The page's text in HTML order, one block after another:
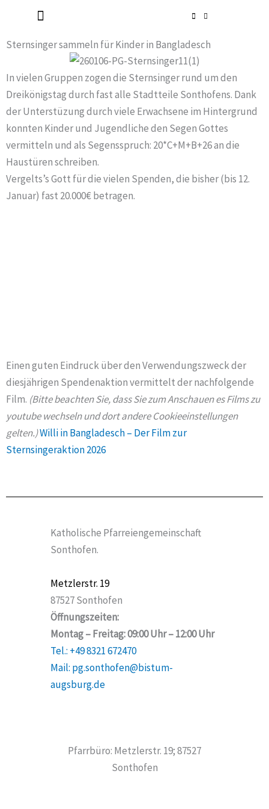
springen
Sternsinger sammeln für Kinder in Bangladesch
In vielen Gruppen zogen die Sternsinger rund um den
Dreikönigstag durch fast alle Stadtteile Sonthofens. Dank
der Unterstüzung durch viele Erwachsene im Hintergrund
konnten Kinder und Jugendliche den Segen Gottes
vermitteln und als Segensspruch: 20*C+M+B+26 an die
Haustüren schreiben.
Vergelts’s Gott für die vielen Spenden, die bisher (bis 12.
Januar) fast 20.000€ betragen.
Einen guten Eindruck über den Verwendungszweck der
diesjährigen Spendenaktion vermittelt der nachfolgende
Film. (Bitte beachten Sie, dass Sie zum Anschauen es Films zu
youtube wechseln und dort andere Cookieeinstellungen
gelten.)Willi in Bangladesch – Der Film zur
Sternsingeraktion 2026
Katholische Pfarreiengemeinschaft
Sonthofen.
Metzlerstr. 19
87527 Sonthofen
Öffnungszeiten:
Montag – Freitag: 09:00 Uhr – 12:00 Uhr
Tel.: +49 8321 672470
Mail: pg.sonthofen@bistum-
augsburg.de
Pfarrbüro: Metzlerstr. 19; 87527
Sonthofen